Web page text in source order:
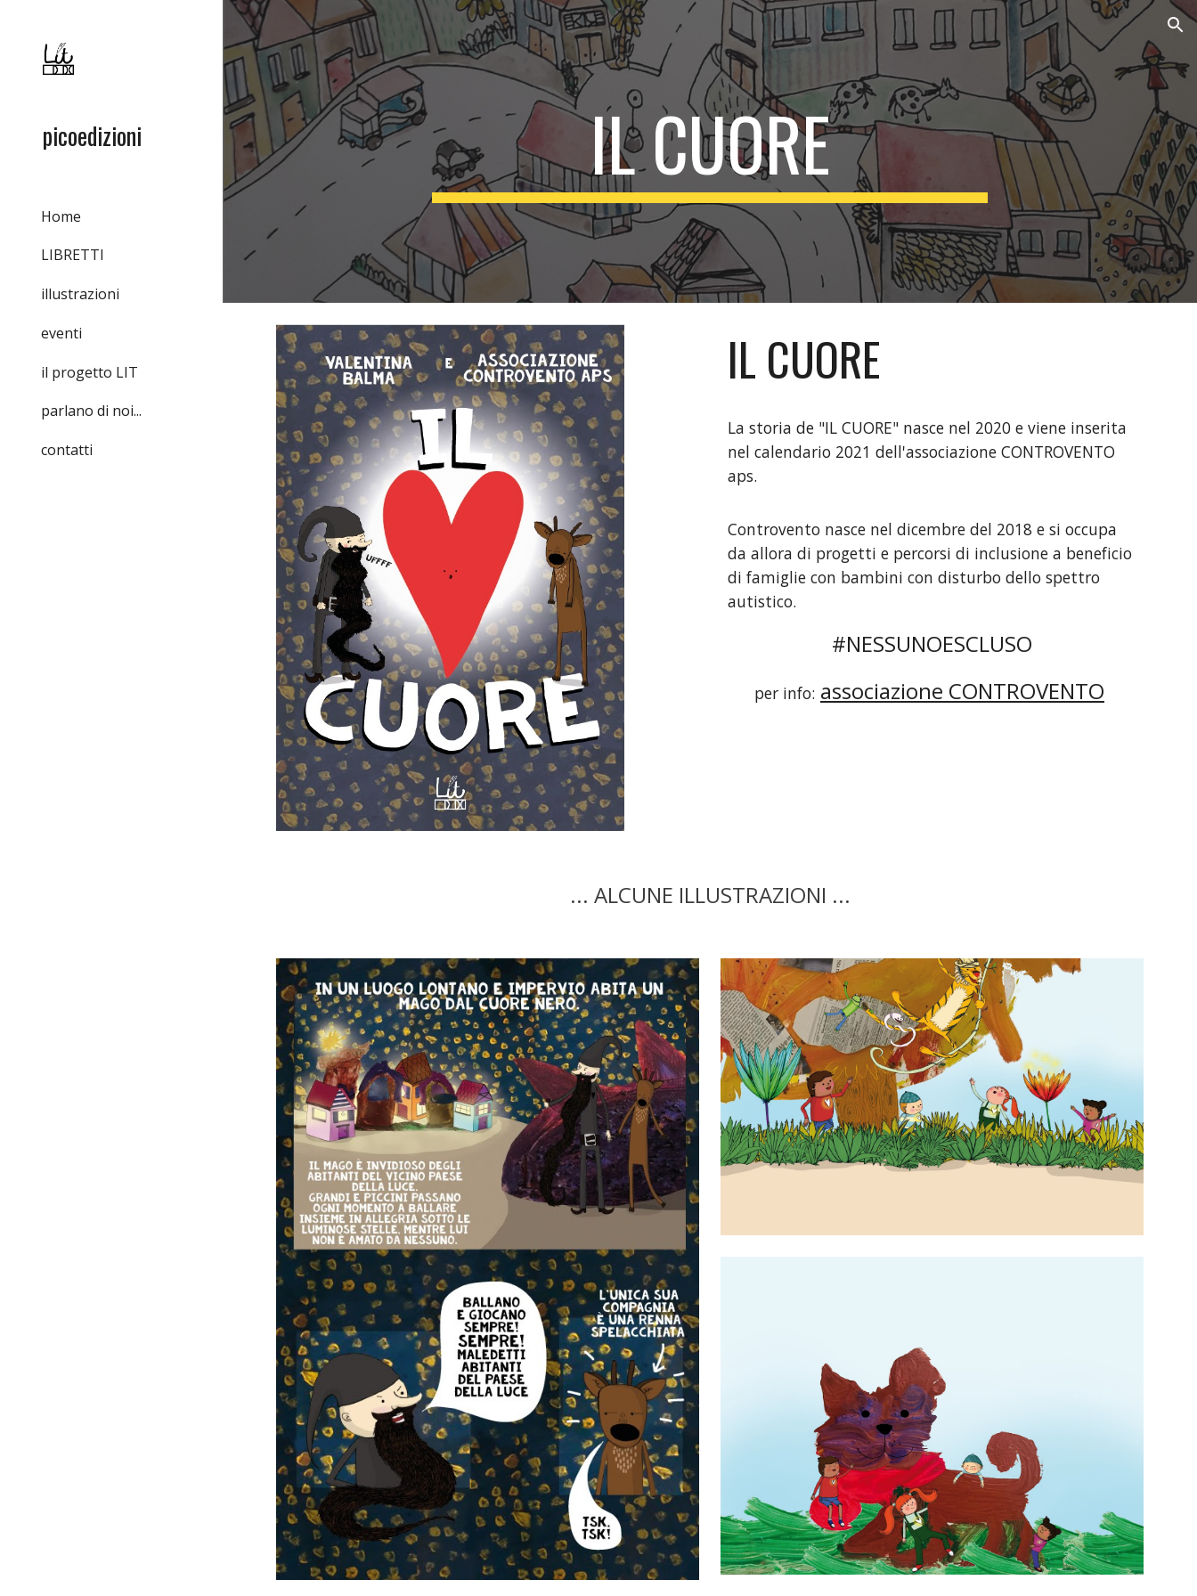
Skip to main content Skip to navigation
picoedizioni
Home
LIBRETTI
illustrazioni
eventi
il progetto LIT
parlano di noi...
contatti
IL CUORE
IL CUORE
La storia de "IL CUORE" nasce nel 2020 e viene inserita
nel calendario 2021 dell'associazione CONTROVENTO
aps.
Controvento nasce nel dicembre del 2018 e si occupa
da allora di progetti e percorsi di inclusione a beneficio
di famiglie con bambini con disturbo dello spettro
autistico.
#NESSUNOESCLUSO
per info: associazione CONTROVENTO
... ALCUNE ILLUSTRAZIONI ...